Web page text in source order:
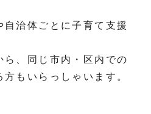
治体ごとに子育て支援
、同じ市内・区内での
もいらっしゃいます。